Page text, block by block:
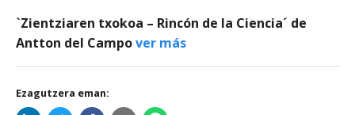
`Zientziaren txokoa – Rincón de la Ciencia´ de
Antton del Campover más
Ezagutzera eman: